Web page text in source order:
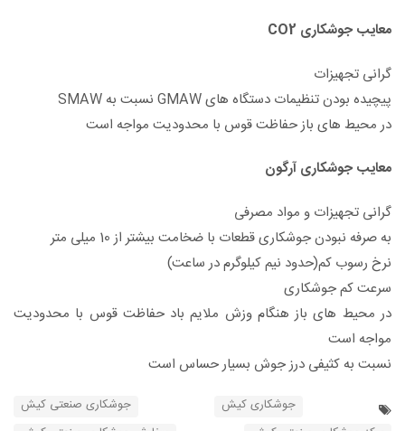
معایب جوشکاری CO2
گرانی تجهیزات
پیچیده بودن تنظیمات دستگاه های GMAW نسبت به SMAW
در محیط های باز حفاظت قوس با محدودیت مواجه است
معایب جوشکاری آرگون
گرانی تجهیزات و مواد مصرفی
به صرفه نبودن جوشکاری قطعات با ضخامت بیشتر از 10 میلی متر
نرخ رسوب کم(حدود نیم کیلوگرم در ساعت)
سرعت کم جوشکاری
در محیط های باز هنگام وزش ملایم باد حفاظت قوس با محدودیت
مواجه است
نسبت به کثیفی درز جوش بسیار حساس است
جوشکاری کیش
جوشکاری صنعتی کیش